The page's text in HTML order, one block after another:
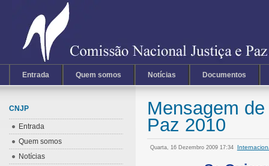
Entrada Quem somos Notícias Documentos
Mensagem
Paz 2010
Quarta, 16 Dezembro 2009 17:34
CNJP
Entrada
Quem somos
Notícias